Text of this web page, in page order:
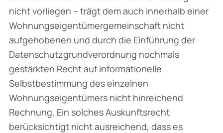
nicht vorliegen – trägt dem auch innerhalb einer
Wohnungseigentümergemeinschaft nicht
aufgehobenen und durch die Einführung der
Daten­schutzgrundverordnung nochmals
gestärkten Recht auf informationelle
Selbstbestimmung des einzelnen
Wohnungseigentümers nicht hinreichend
Rechnung. Ein solches Auskunftsrecht
berücksichtigt nicht ausreichend, dass es